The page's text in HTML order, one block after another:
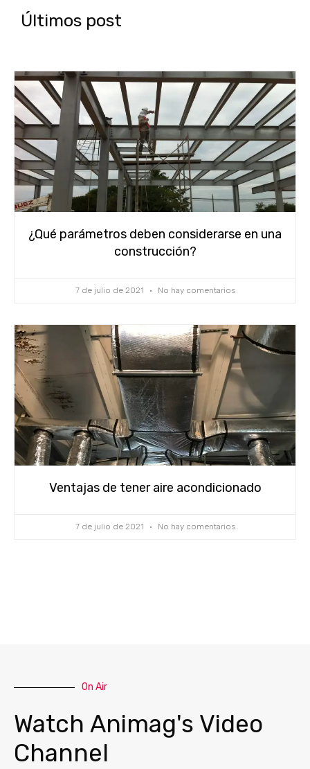
Últimos post
¿Qué parámetros deben considerarse en una
construcción?
7 de julio de 2021 No hay comentarios
Ventajas de tener aire acondicionado
7 de julio de 2021 No hay comentarios
On Air
Watch Animag's Video
Channel